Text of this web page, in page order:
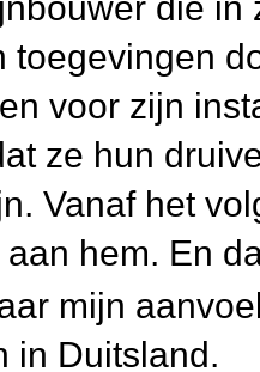
die
toegevingen
voor zijn
ze hun
Vanaf het
aan hem. En
mijn
in Duitsland.